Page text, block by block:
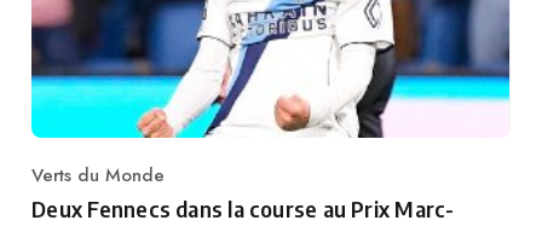
Category
Verts du Monde
Deux Fennecs dans la course au Prix Marc-